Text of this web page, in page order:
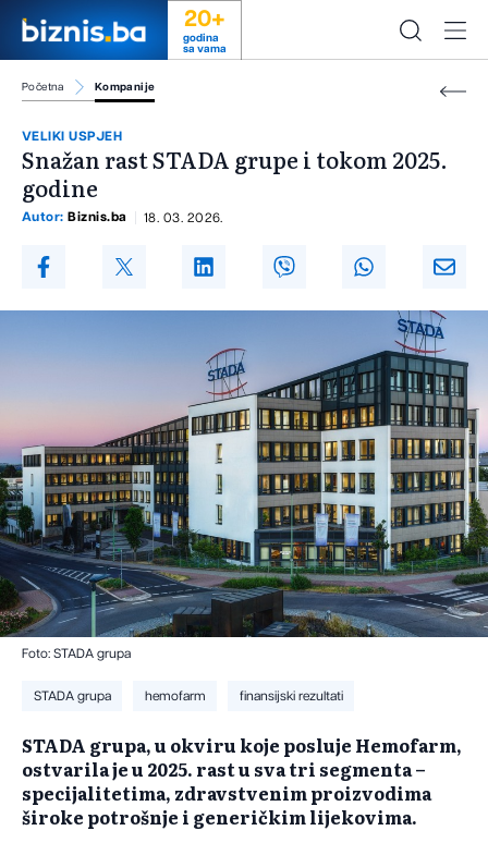
20+
godina
sa vama
Početna Kompanije
VELIKI USPJEH
Snažan rast STADA grupe i tokom 2025.
godine
Autor: Biznis.ba 18. 03. 2026.
Foto: STADA grupa
STADA grupa hemofarm finansijski rezultati
STADA grupa, u okviru koje posluje Hemofarm,
ostvarila je u 2025. rast u sva tri segmenta –
specijalitetima, zdravstvenim proizvodima
široke potrošnje i generičkim lijekovima.